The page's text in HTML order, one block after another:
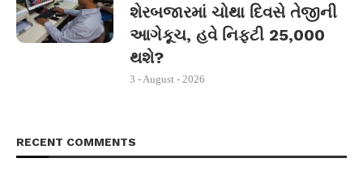
શેરબજારમાં ચોથા દિવસે તેજીની
આગેકૂચ, હવે નિફ્ટી 25,000
થશે?
3 - August - 2026
RECENT COMMENTS